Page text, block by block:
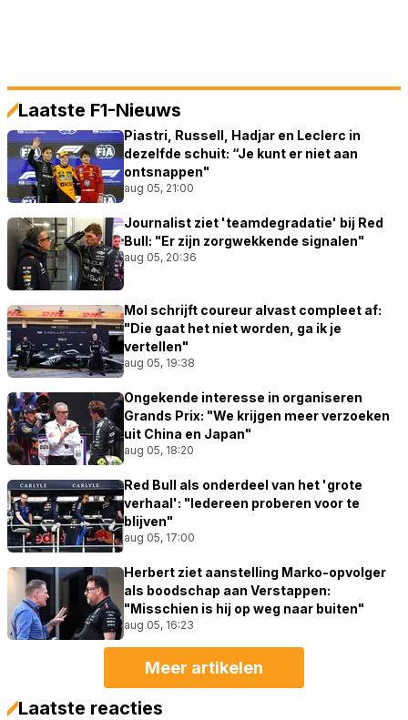
Laatste F1-Nieuws
Piastri, Russell, Hadjar en Leclerc in
dezelfde schuit: “Je kunt er niet aan
ontsnappen"
aug 05, 21:00
Journalist ziet 'teamdegradatie' bij Red
Bull: "Er zijn zorgwekkende signalen"
aug 05, 20:36
Mol schrijft coureur alvast compleet af:
"Die gaat het niet worden, ga ik je
vertellen"
aug 05, 19:38
Ongekende interesse in organiseren
Grands Prix: "We krijgen meer verzoeken
uit China en Japan"
aug 05, 18:20
Red Bull als onderdeel van het 'grote
verhaal': "Iedereen proberen voor te
blijven"
aug 05, 17:00
Herbert ziet aanstelling Marko-opvolger
als boodschap aan Verstappen:
"Misschien is hij op weg naar buiten"
aug 05, 16:23
Meer artikelen
Laatste reacties